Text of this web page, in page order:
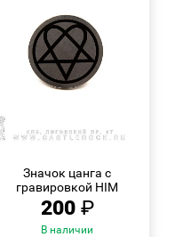
Значок цанга с
гравировкой HIM
200 ₽
В наличии